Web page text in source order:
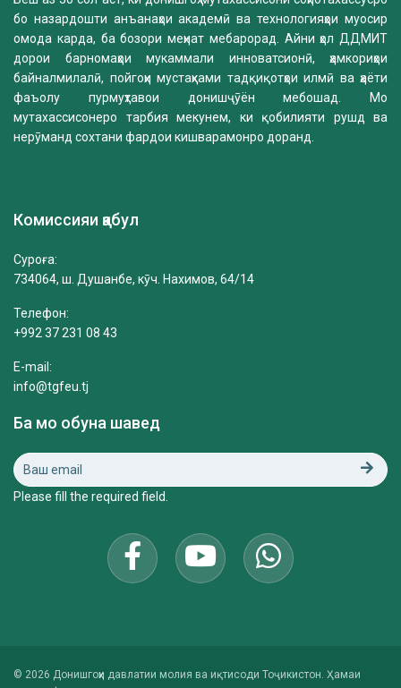
бо назардошти анъанаҳои академӣ ва технологияҳои муосир
омода карда, ба бозори меҳнат мебарорад. Айни ҳол ДДМИТ
дорои барномаҳои мукаммали инноватсионӣ, ҳамкориҳои
байналмилалӣ, пойгоҳи мустаҳками тадқиқотҳои илмӣ ва ҳаёти
фаъолу пурмуҳтавои донишҷӯён мебошад. Мо
мутахассисонеро тарбия мекунем, ки қобилияти рушд ва
нерӯманд сохтани фардои кишварамонро доранд.
Комиссияи қабул
Суроға:
734064, ш. Душанбе, кӯч. Нахимов, 64/14
Телефон:
+992 37 231 08 43
E-mail:
info@tgfeu.tj
Ба мо обуна шавед
Please fill the required field.
© 2026 Донишгоҳи давлатии молия ва иқтисоди Тоҷикистон. Ҳамаи